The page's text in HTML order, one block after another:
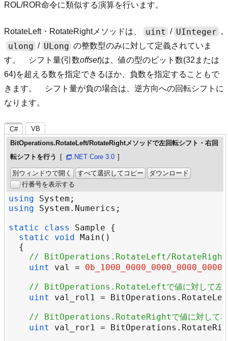
ROL/ROR命令に類似する演算を行います。
RotateLeft・RotateRightメソッドは、 uint / UInteger ,
ulong / ULong の整数型のみに対して定義されていま
す。 シフト量(引数offset)は、値の型のビット数(32または
64)を超える数を指定できるほか、負数を指定することもで
きます。 シフト量が負の場合は、逆方向への回転シフトに
なります。
C#
VB
BitOperations.RotateLeft/RotateRightメソッドで左回転シフト・右回
転シフトを行う
.NET Core 3.0
別ウィンドウで開く すべて選択してコピー
ダウンロード
行番号を表示する
using System
using
System . Numerics
static
class Sample
static
void Main
// BitOperations.RotateLeft/RotateRightメ
uint
val =
// BitOperations.RotateLeftで値に対して左回
uint
val_rol1 = BitOperations .
// BitOperations.RotateRightで値に対して右
uint
val_ror1 = BitOperations .